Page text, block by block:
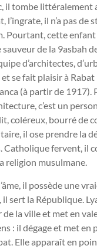
il tombe littéralement
l’ingrate, il n’a pas de
Pourtant, cette
de la 9asbah
d’architectes,
se fait plaisir à
(à partir de 1917).
c’est un
coléreux, bourré de
il ose prendre la
Catholique fervent, il
religion musulmane.
il possède une
il sert la République.
la ville et met en
: il dégage et met en
Elle apparaît en